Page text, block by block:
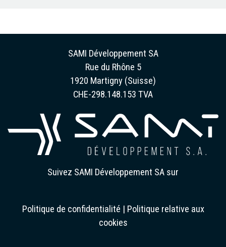
SAMI Développement SA
Rue du Rhône 5
1920 Martigny (Suisse)
CHE-298.148.153 TVA
Suivez SAMI Développement SA sur
Politique de confidentialité | Politique relative aux
cookies